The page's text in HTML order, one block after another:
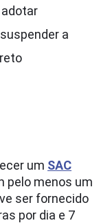
a
um SAC
pelo menos um
ser fornecido
por dia e 7